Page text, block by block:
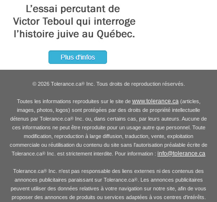
© 2026 Tolerance.ca®Inc. Tous droits de reproduction réservés.
Toutes les informations reproduites sur le site de www.tolerance.ca(articles,
images, photos, logos) sont protégées par des droits de propriété intellectuelle
détenus par Tolerance.ca® Inc. ou, dans certains cas, par leurs auteurs. Aucune de
ces informations ne peut être reproduite pour un usage autre que personnel. Toute
modification, reproduction à large diffusion, traduction, vente, exploitation
commerciale ou réutilisation du contenu du site sans l'autorisation préalable écrite de
Tolerance.ca® Inc. est strictement interdite. Pour information : info@tolerance.ca
Tolerance.ca® Inc. n'est pas responsable des liens externes ni des contenus des
annonces publicitaires paraissant sur Tolerance.ca®. Les annonces publicitaires
peuvent utiliser des données relatives à votre navigation sur notre site, afin de vous
proposer des annonces de produits ou services adaptées à vos centres d'intérêts.